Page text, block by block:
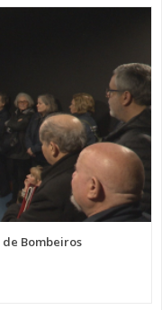
Bombeiros